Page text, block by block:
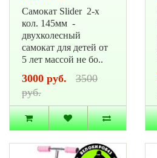
Самокат Slider 2-х
кол. 145мм -
двухколесный
самокат для детей от
5 лет массой не бо..
3000 руб.
3500
руб.